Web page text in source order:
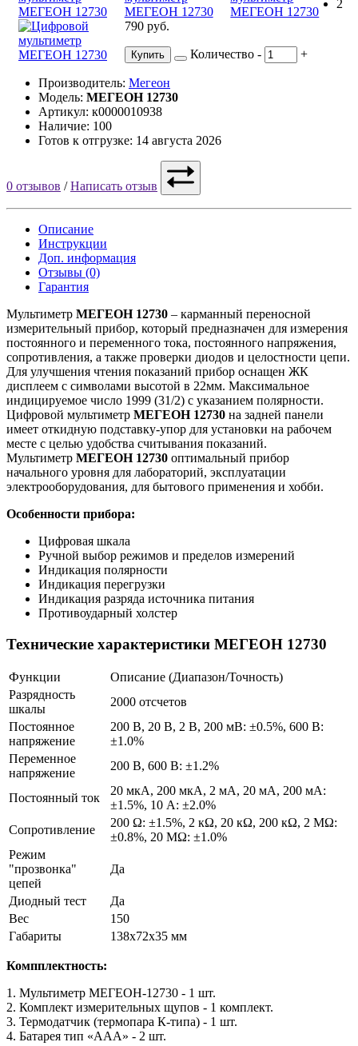
2
790 руб.
Купить Количество - +
Производитель: Мегеон
Модель: МЕГЕОН 12730
Артикул: к0000010938
Наличие: 100
Готов к отгрузке: 14 августа 2026
0 отзывов /Написать отзыв
Описание
Инструкции
Доп. информация
Отзывы (0)
Гарантия
Мультиметр МЕГЕОН 12730 – карманный переносной
измерительный прибор, который предназначен для измерения
постоянного и переменного тока, постоянного напряжения,
сопротивления, а также проверки диодов и целостности цепи.
Для улучшения чтения показаний прибор оснащен ЖК
дисплеем с символами высотой в 22мм. Максимальное
индицируемое число 1999 (31/2) с указанием полярности.
Цифровой мультиметр МЕГЕОН 12730 на задней панели
имеет откидную подставку-упор для установки на рабочем
месте с целью удобства считывания показаний.
Мультиметр МЕГЕОН 12730 оптимальный прибор
начального уровня для лабораторий, эксплуатации
электрооборудования, для бытового применения и хобби.
Особенности прибора:
Цифровая шкала
Ручной выбор режимов и пределов измерений
Индикация полярности
Индикация перегрузки
Индикация разряда источника питания
Противоударный холстер
Технические характеристики МЕГЕОН 12730
Функции
Описание (Диапазон/Точность)
Разрядность
шкалы
2000 отсчетов
Постоянное
напряжение
200 В, 20 В, 2 В, 200 мВ: ±0.5%, 600 В:
±1.0%
Переменное
напряжение
200 В, 600 В: ±1.2%
Постоянный ток
20 мкА, 200 мкА, 2 мА, 20 мА, 200 мА:
±1.5%, 10 А: ±2.0%
Сопротивление
200 Ω: ±1.5%, 2 кΩ, 20 кΩ, 200 кΩ, 2 МΩ:
±0.8%, 20 МΩ: ±1.0%
Режим
"прозвонка"
цепей
Да
Диодный тест
Да
Вес
150
Габариты
138х72х35 мм
Компплектность:
1. Мультиметр МЕГЕОН-12730 - 1 шт.
2. Комплект измерительных щупов - 1 комплект.
3. Термодатчик (термопара К-типа) - 1 шт.
4. Батарея тип «ААА» - 2 шт.